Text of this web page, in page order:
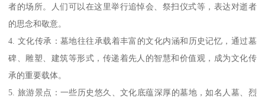
者的场所。人们可以在这里举行追悼会、祭扫仪式等，表达对逝者
的思念和敬意。
4. 文化传承：墓地往往承载着丰富的文化内涵和历史记忆，通过墓
碑、雕塑、建筑等形式，传递着先人的智慧和价值观，成为文化传
承的重要载体。
5. 旅游景点：一些历史悠久、文化底蕴深厚的墓地，如名人墓、烈